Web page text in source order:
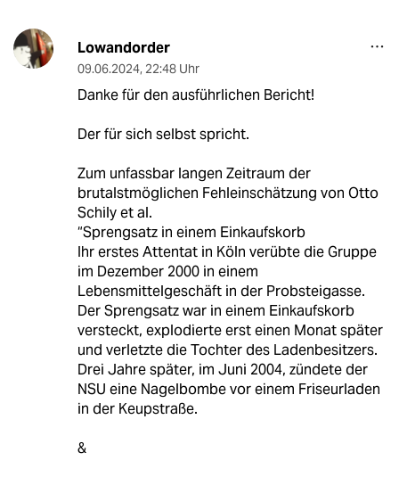
Lowandorder
09.06.2024, 22:48 Uhr
Danke für den ausführlichen Bericht!
Der für sich selbst spricht.
Zum unfassbar langen Zeitraum der
brutalstmöglichen Fehleinschätzung von Otto
Schily et al.
“Sprengsatz in einem Einkaufskorb
Ihr erstes Attentat in Köln verübte die Gruppe
im Dezember 2000 in einem
Lebensmittelgeschäft in der Probsteigasse.
Der Sprengsatz war in einem Einkaufskorb
versteckt, explodierte erst einen Monat später
und verletzte die Tochter des Ladenbesitzers.
Drei Jahre später, im Juni 2004, zündete der
NSU eine Nagelbombe vor einem Friseurladen
in der Keupstraße.
&